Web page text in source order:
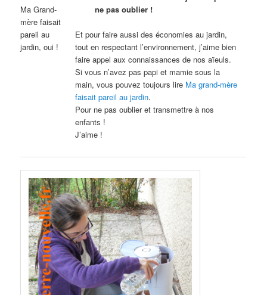
Ma Grand-
mère faisait
pareil au
jardin, oui !
ne pas oublier !
Et pour faire aussi des économies au jardin,
tout en respectant l’environnement, j’aime bien
faire appel aux connaissances de nos aïeuls.
Si vous n’avez pas papi et mamie sous la
main, vous pouvez toujours lire Ma grand-mère
faisait pareil au jardin.
Pour ne pas oublier et transmettre à nos
enfants !
J’aime !